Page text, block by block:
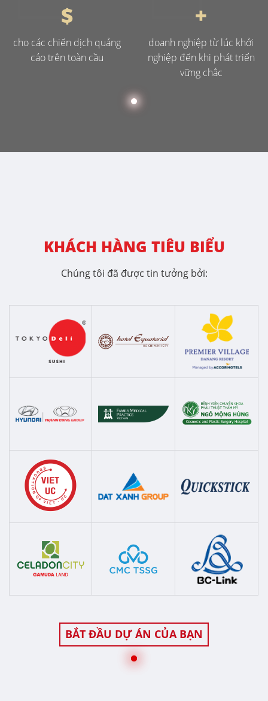
$
cho các chiến dịch quảng
cáo trên toàn cầu
+
doanh nghiệp từ lúc khởi
nghiệp đến khi phát triển
vững chắc
KHÁCH HÀNG TIÊU BIỂU
Chúng tôi đã được tin tưởng bởi:
BẮT ĐẦU DỰ ÁN CỦA BẠN